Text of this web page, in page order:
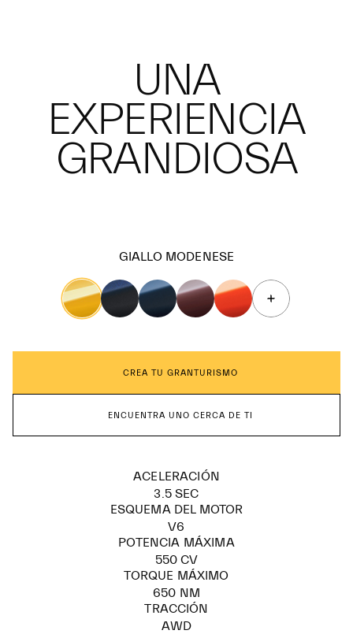
UNA
EXPERIENCIA
GRANDIOSA
GIALLO MODENESE
CREA TU GRANTURISMO
ENCUENTRA UNO CERCA DE TI
ACELERACIÓN
3.5 SEC
ESQUEMA DEL MOTOR
V6
POTENCIA MÁXIMA
550 CV
TORQUE MÁXIMO
650 NM
TRACCIÓN
AWD